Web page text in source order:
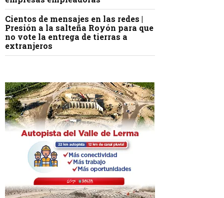
Cientos de mensajes en las redes |
Presión a la salteña Royón para que
no vote la entrega de tierras a
extranjeros